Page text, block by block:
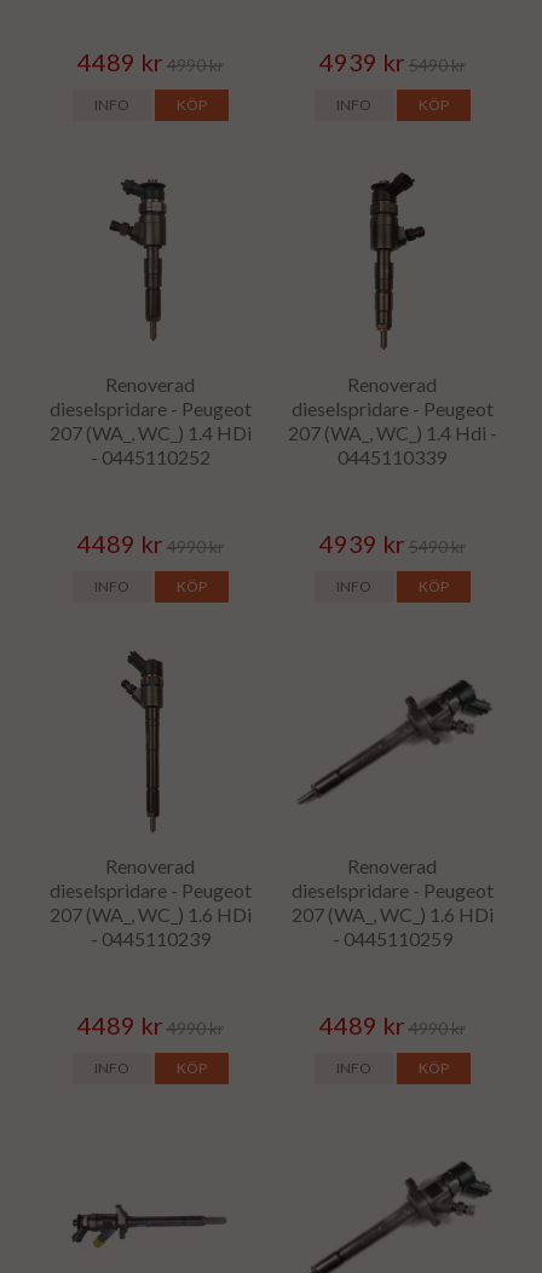
4489 kr 4990 kr
INFO KÖP
4939 kr 5490 kr
INFO KÖP
Renoverad
dieselspridare - Peugeot
207 (WA_, WC_) 1.4 HDi
- 0445110252
4489 kr 4990 kr
INFO KÖP
Renoverad
dieselspridare - Peugeot
207 (WA_, WC_) 1.4 Hdi -
0445110339
4939 kr 5490 kr
INFO KÖP
Renoverad
dieselspridare - Peugeot
207 (WA_, WC_) 1.6 HDi
- 0445110239
4489 kr 4990 kr
INFO KÖP
Renoverad
dieselspridare - Peugeot
207 (WA_, WC_) 1.6 HDi
- 0445110259
4489 kr 4990 kr
INFO KÖP